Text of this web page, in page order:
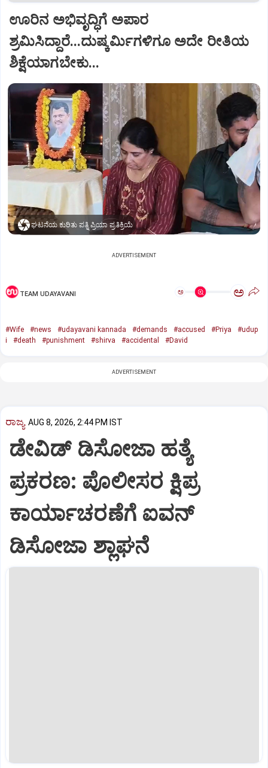
ಊರಿನ ಅಭಿವೃದ್ಧಿಗೆ ಅಪಾರ
ಶ್ರಮಿಸಿದ್ದಾರೆ...ದುಷ್ಕರ್ಮಿಗಳಿಗೂ ಅದೇ ರೀತಿಯ
ಶಿಕ್ಷೆಯಾಗಬೇಕು...
ಘಟನೆಯ ಕುರಿತು ಪತ್ನಿ ಪ್ರಿಯಾ ಪ್ರತಿಕ್ರಿಯೆ
ADVERTISEMENT
TEAM UDAYAVANI ಅ ಅ
#Wife #news #udayavani kannada #demands #accused #Priya
#udup
i
#death #punishment #shirva #accidental #David
ADVERTISEMENT
ರಾಜ್ಯ AUG 8, 2026, 2:44 PM IST
ಡೇವಿಡ್ ಡಿಸೋಜಾ ಹತ್ಯೆ
ಪ್ರಕರಣ: ಪೊಲೀಸರ ಕ್ಷಿಪ್ರ
ಕಾರ್ಯಾಚರಣೆಗೆ ಐವನ್
ಡಿಸೋಜಾ ಶ್ಲಾಘನೆ